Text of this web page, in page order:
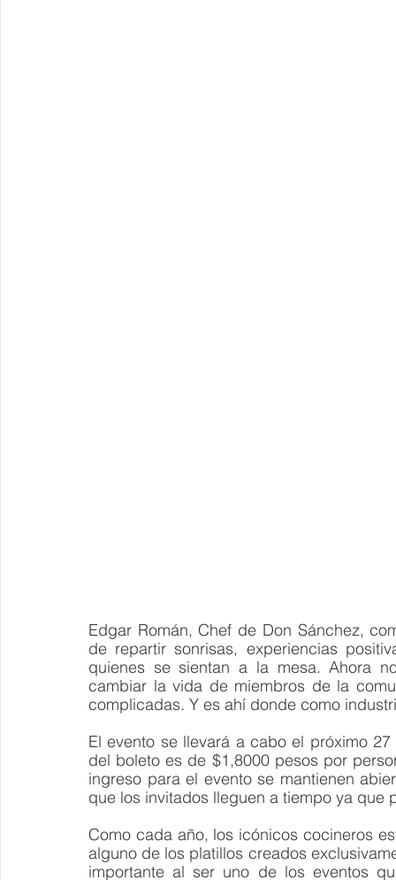
Edgar Román, Chef de Don Sánchez,
de repartir sonrisas, experiencias
quienes se sientan a la mesa. Ahora
cambiar la vida de miembros de la
complicadas. Y es ahí donde como
El evento se llevará a cabo el próximo
del boleto es de $1,8000 pesos por
ingreso para el evento se mantienen
que los invitados lleguen a tiempo ya que
Como cada año, los icónicos cocineros
alguno de los platillos creados
importante al ser uno de los eventos